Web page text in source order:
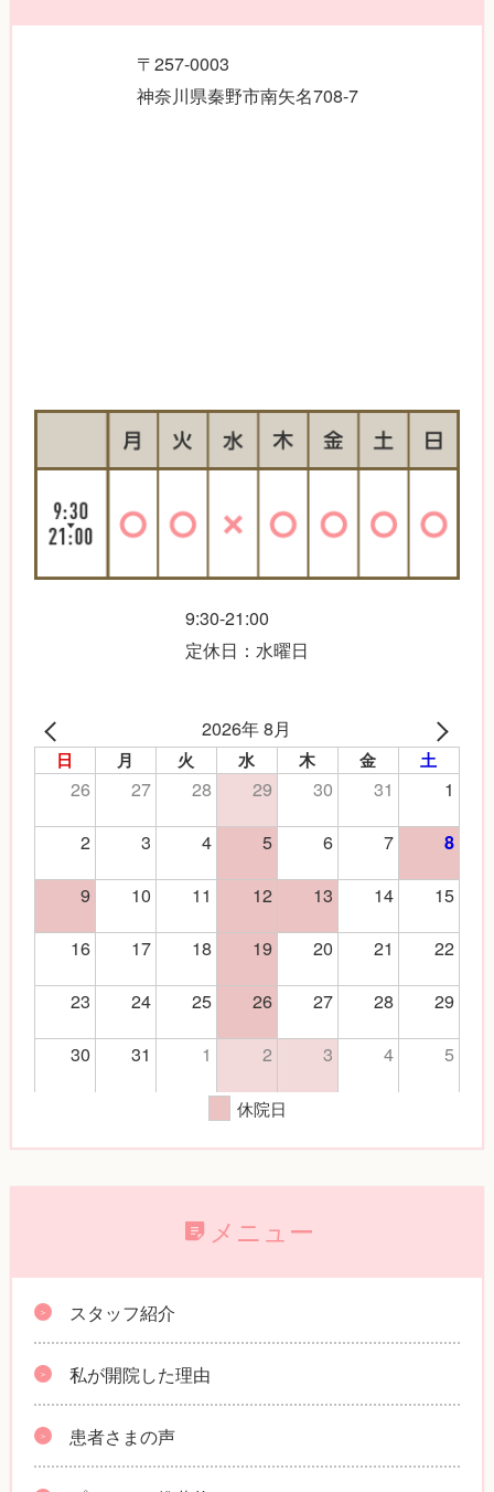
〒257-0003
神奈川県秦野市南矢名708-7
9:30-21:00
定休日：水曜日
2026年 8月
日 月 火 水 木 金 土
26 27 28 29 30 31
1
2
3 4 5 6 7 8
9 10 11 12 13 14
15
16
17 18 19 20 21
22
23
24 25 26 27 28
29
30
31 1 2 3 4 5
休院日
メニュー
スタッフ紹介
私が開院した理由
患者さまの声